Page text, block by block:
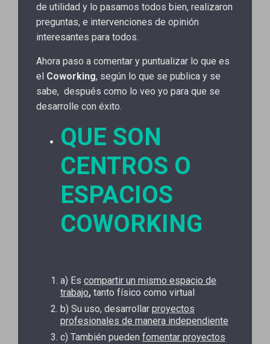
de utilidad y lo pasamos todos bien, realizaron
preguntas, e intervenciones de opinión
interesantes para todos.
Ahora paso a comentar y puntualizar lo que es
el Coworking, según lo que se publica y se
sabe, después como lo veo yo para que se
desarrolle con éxito.
QUE SON
CENTROS O
ESPACIOS
COWORKING
a) Es compartir un mismo espacio de
trabajo, tanto físico como virtual
b) Su uso, desarrollar proyectos
profesionales de manera independiente
c) También pueden fomentar proyectos